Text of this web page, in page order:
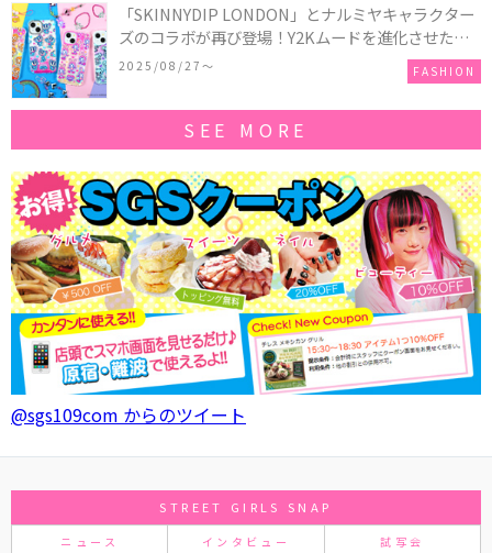
「SKINNYDIP LONDON」とナルミヤキャラクター
ズのコラボが再び登場！Y2Kムードを進化させた新
作コレクションを発売♪
2025/08/27〜 FASHION
SEE MORE
@sgs109com からのツイート
STREET GIRLS SNAP
ニュース インタビュー 試写会